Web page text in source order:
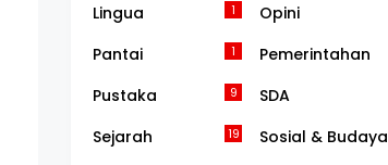
Lingua 1 Opini
Pantai 1 Pemerintahan
Pustaka 9 SDA
Sejarah 19 Sosial & Budaya